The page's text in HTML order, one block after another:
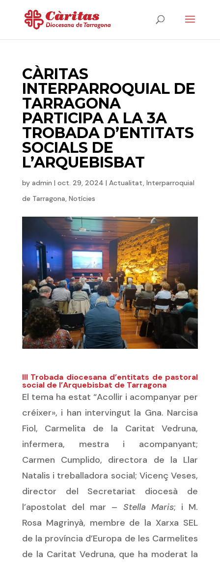
CÀRITAS
INTERPARROQUIAL DE
TARRAGONA
PARTICIPA A LA 3A
TROBADA D’ENTITATS
SOCIALS DE
L’ARQUEBISBAT
by admin | oct. 29, 2024 | Actualitat, Interparroquial
de Tarragona, Notícies
III Trobada diocesana d’entitats de pastoral
social de l’Arquebisbat de Tarragona
El tema ha estat “Acollir i acompanyar per
créixer», i han intervingut la Gna. Narcisa
Fiol, Carmelita de la Caritat Vedruna,
infermera, mestra i acompanyant;
Carmen Cumplido, directora de la Llar
Natalis i treballadora social; Vicenç Veses,
director del Secretariat diocesà de
l’apostolat del mar – Stella Maris; i M.
Rosa Magrinyà, membre de la Xarxa SEL
de la província d’Europa de les Carmelites
de la Caritat Vedruna, que ha moderat la